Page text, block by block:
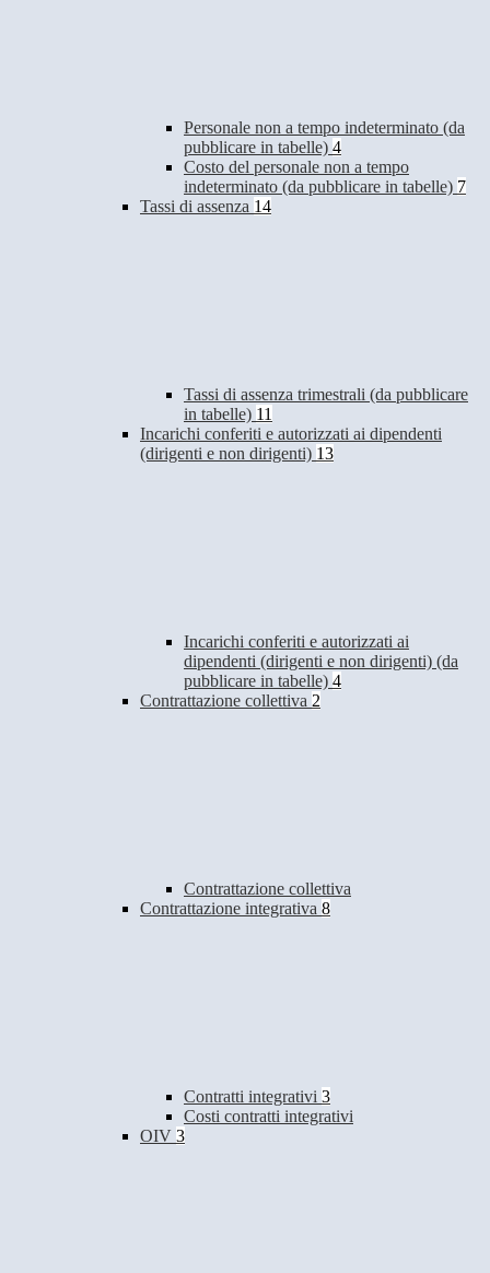
Personale non a tempo indeterminato (da
pubblicare in tabelle) 4
Costo del personale non a tempo
indeterminato (da pubblicare in tabelle) 7
Tassi di assenza 14
Tassi di assenza trimestrali (da pubblicare
in tabelle) 11
Incarichi conferiti e autorizzati ai dipendenti
(dirigenti e non dirigenti) 13
Incarichi conferiti e autorizzati ai
dipendenti (dirigenti e non dirigenti) (da
pubblicare in tabelle) 4
Contrattazione collettiva 2
Contrattazione collettiva
Contrattazione integrativa 8
Contratti integrativi 3
Costi contratti integrativi
OIV 3